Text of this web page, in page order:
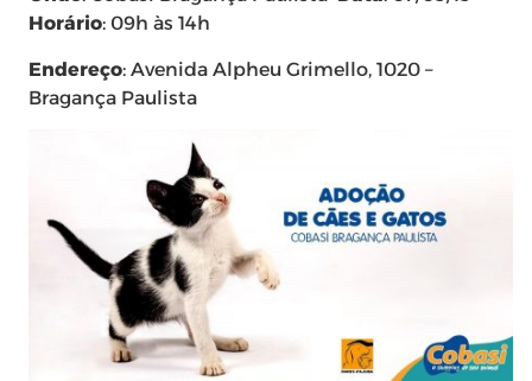
Horário: 09h às 14h
Endereço: Avenida Alpheu Grimello, 1020 –
Bragança Paulista